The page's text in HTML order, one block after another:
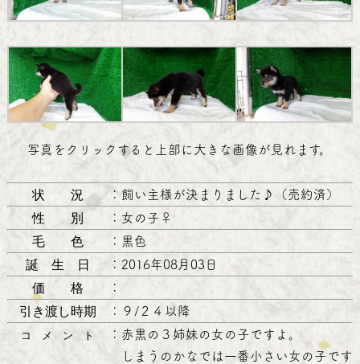
写真をクリックすると上部に大きな画像が見れます。
状 況 ： 飼い主様が決まりました♪（売約済）
性 別 ： 女の子♀
毛 色 ： 黒色
誕 生 日 ： 2016年08月03日
価 格 ：
引き渡し時期 ： ９/２４以降
コ メ ン ト ： 赤黒の３姉妹の女の子ですよ。
しまうのかなでは一番小さい女の子です